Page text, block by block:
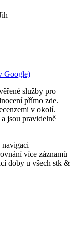
Google)
služby pro
přímo zde.
v okolí.
jsou pravidelně
navigaci
více záznamů
doby u všech stk &